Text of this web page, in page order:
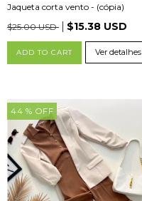
Jaqueta corta vento - (cópia)
$25.00 USD
$15.38 USD
ADD TO CART Ver detalhes
44 % OFF